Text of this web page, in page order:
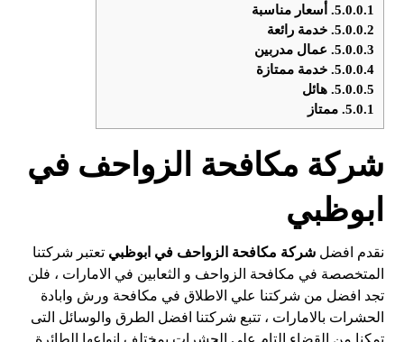
5.0.0.1. أسعار مناسبة
5.0.0.2. خدمة رائعة
5.0.0.3. عمال مدربين
5.0.0.4. خدمة ممتازة
5.0.0.5. هائل
5.0.1. ممتاز
شركة مكافحة الزواحف في
ابوظبي
نقدم افضلشركة مكافحة الزواحف في ابوظبي تعتبر شركتنا
المتخصصة في مكافحة الزواحف و الثعابين في الامارات ، فلن
تجد افضل من شركتنا علي الاطلاق في مكافحة ورش وابادة
الحشرات بالامارات ، تتبع شركتنا افضل الطرق والوسائل التى
تمكنا من القضاء التام على الحشرات بمختلف انواعها الطائرة